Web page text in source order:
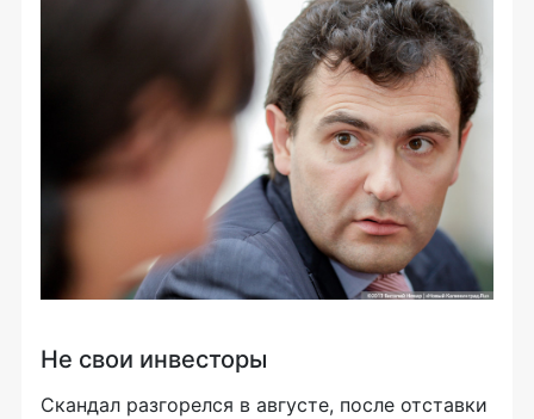
Не свои инвесторы
Скандал разгорелся в августе, после отставки